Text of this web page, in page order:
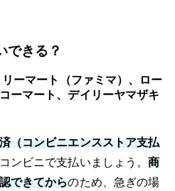
できる？
ーマート（ファミマ）、ロー
ーマート、デイリーヤマザキ
（コンビニエンスストア支払
ンビニで支払いましょう。商
できてからのため、急ぎの場